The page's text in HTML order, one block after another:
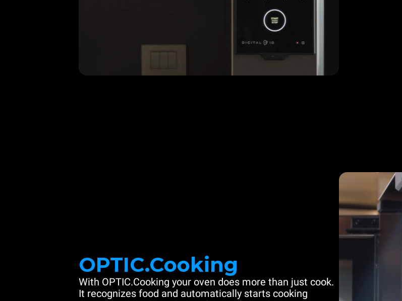
OPTIC.Cooking
With OPTIC.Cooking your oven does more than just cook.
It recognizes food and automatically starts cooking